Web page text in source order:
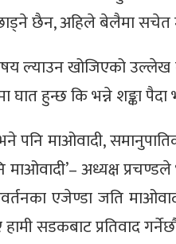
छैन, अहिले बेलैमा सचेत
ल्याउन खोजिएको उल्लेख
हुन्छ कि भन्ने शङ्का पैदा
पनि माओवादी,
अध्यक्ष
एजेण्डा जति
सडकबाट प्रतिवाद